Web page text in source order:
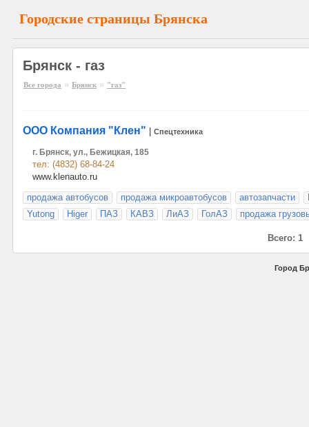
Городские страницы Брянска
Брянск - газ
Все города » Брянск » "газ"
ООО Компания "Клен" Спецтехника
г. Брянск, ул., Бежицкая, 185
тел: (4832) 68-84-24
www.klenauto.ru
продажа автобусов
продажа микроавтобусов автозапчасти
Yutong
Higer ПАЗ КАВЗ ЛиАЗ ГолАЗ продажа
Всего: 1
Город